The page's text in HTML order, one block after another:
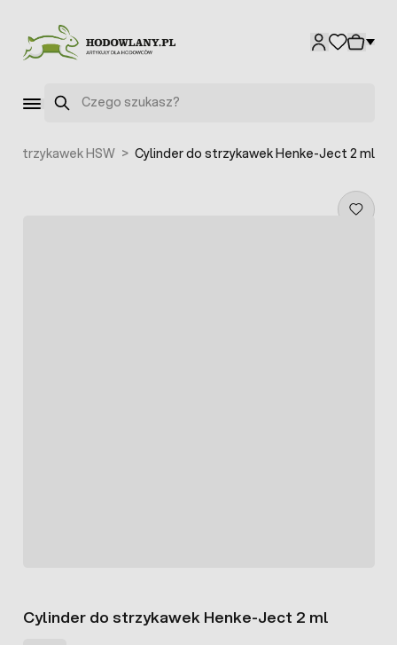
Szukaj
strzykawek HSW > Cylinder do strzykawek Henke-Ject 2 ml
Cylinder do strzykawek Henke-Ject 2 ml